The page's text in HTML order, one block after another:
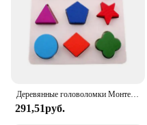
291,51руб.